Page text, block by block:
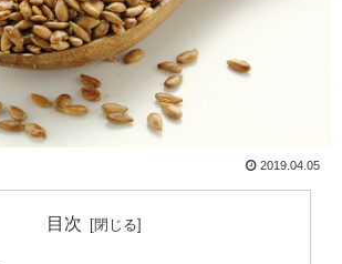
2019.04.05
目次